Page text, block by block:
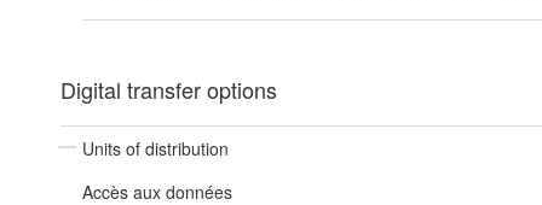
Digital transfer options
Units of distribution
Accès aux données